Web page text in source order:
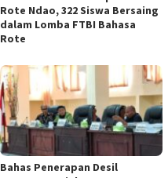
Rote Ndao, 322 Siswa Bersaing
dalam Lomba FTBI Bahasa
Rote
Bahas Penerapan Desil